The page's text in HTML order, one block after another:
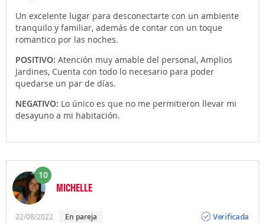
Un excelente lugar para desconectarte con un ambiente
tranquilo y familiar, además de contar con un toque
romantico por las noches.
POSITIVO: Atención muy amable del personal, Amplios
Jardines, Cuenta con todo lo necesario para poder
quedarse un par de días.
NEGATIVO: Lo único es que no me permitieron llevar mi
desayuno a mi habitación.
10
MICHELLE
22/08/2022 en pareja
Verificada